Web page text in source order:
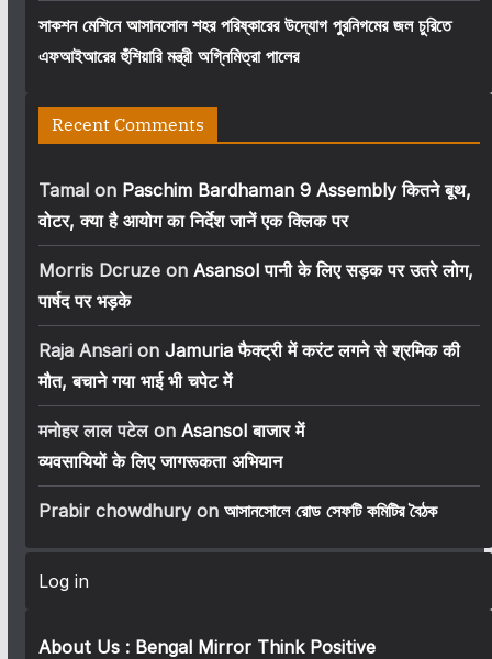
সাকশন মেশিনে আসানসোল শহর পরিষ্কারের উদ্যোগ পুরনিগমের জল চুরিতে
এফআইআরের হুঁশিয়ারি মন্ত্রী অগ্নিমিত্রা পালের
Recent Comments
Tamalon Paschim Bardhaman 9 Assembly कितने बूथ,
वोटर, क्या है आयोग का निर्देश जानें एक क्लिक पर
Morris Dcruzeon Asansol पानी के लिए सड़क पर उतरे लोग,
पार्षद पर भड़के
Raja Ansarion Jamuria फैक्ट्री में करंट लगने से श्रमिक की
मौत, बचाने गया भाई भी चपेट में
मनोहर लाल पटेलon Asansol बाजार में
व्यवसायियों के लिए जागरूकता अभियान
Prabir chowdhuryon আসানসোলে রোড সেফটি কমিটির বৈঠক
Log in
About Us : Bengal Mirror Think Positive